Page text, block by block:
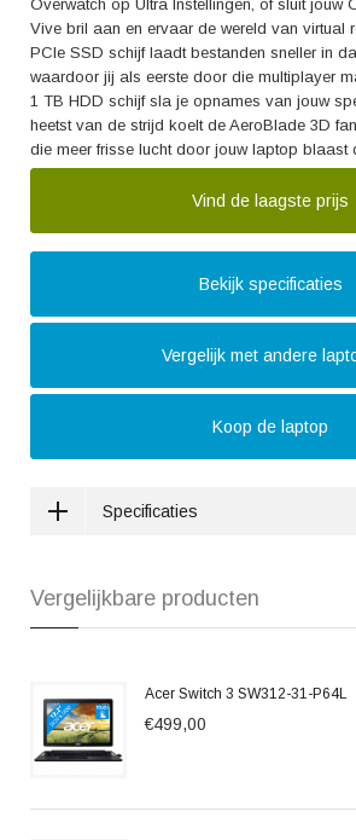
Overwatch op Ultra Instellingen, of sluit jouw
Vive bril aan en ervaar de wereld van virtual
PCIe SSD schijf laadt bestanden sneller in
waardoor jij als eerste door die multiplayer
1 TB HDD schijf sla je opnames van jouw
heetst van de strijd koelt de AeroBlade 3D
die meer frisse lucht door jouw laptop blaast
Vind de laagste prijs
Bekijk specificaties
Vergelijk met andere
Koop de laptop
Specificaties
Vergelijkbare producten
Acer Switch 3 SW312-31-P64L
€499,00